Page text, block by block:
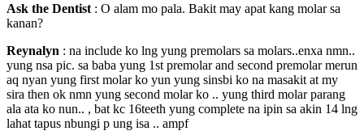
Ask the Dentist : O alam mo pala. Bakit may apat kang molar sa
kanan?
Reynalyn : na include ko lng yung premolars sa molars..enxa nmn..
yung nsa pic. sa baba yung 1st premolar and second premolar merun
aq nyan yung first molar ko yun yung sinsbi ko na masakit at my
sira then ok nmn yung second molar ko .. yung third molar parang
ala ata ko nun.. , bat kc 16teeth yung complete na ipin sa akin 14 lng
lahat tapus nbungi p ung isa .. ampf